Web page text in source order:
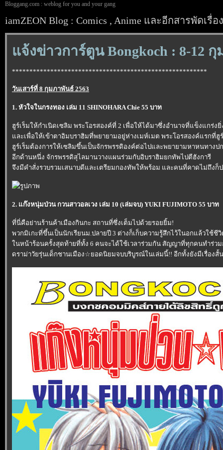
Bloggang.com : weblog for you and your gang
iamZEON Blog : Comics , Anime และอีกสารพัดเรื่อง
จ้งข่าวการ์ตูน Bongkoch : 8-12 กุ
********************************************************
วันเสาร์ที่ 8 กุมภาพันธ์ 2563
1. หัวใจในกรงทอง เล่ม 11 SHINOHARA Chie 55 บาท
ฮูร์เร็มให้กำเนิดเซลิม พระโอรสองค์ที่ 2 เพื่อให้ได้มาซึ่งอำนาจที่แข็งแกร่งยิ่
ละเพื่อให้เข้าตาอิมบราฮิมที่พยายามอยู่ห่างเมห์เมต พระโอรสองค์แรกที่ฮู
ฮูร์เร็มต้องการให้เซลิมขึ้นเป็นจักรพรรดิองค์ต่อไปและพยายามหาหนทางป
อีกด้านหนึ่ง จักรพรรดิสุไลมานวางแผนร่วมกับอิบราฮิมยกทัพไปตีฮังการี
จึงมีคำสั่งรวบรวมเสนาบดีและเตรียมกองทัพให้พร้อม และคนที่คาดไม่ถึงก็
2. แก๊งหนุ่มป่วน กวนสาวอลเวง เล่ม 10 (เล่มจบ) YUKI FUJIMOTO 55 บาท
ที่นี่คือย่านร้านค้าเมืองกินกะ สถานที่ซึ่งเต็มไปด้วยรอยยิ้ม!
พวกมิเกะที่ขึ้นเป็นนักเรียนม.ปลายปี 3 ต่างก็เก็บความรู้สึกไว้ในอกแล้วใช้ชี
นหน้าร้อนครั้งสุดท้ายที่ทั้ง 6 คนจะได้ใช้เวลาร่วมกัน สัญญาที่ทุกคนทำร่วม
ดราม่าวัยรุ่นเด็กชานเมือง☆ยอดนิยมจบบริบูรณ์ในเล่มนี้!! อีกทั้งยังมีเรื่อง